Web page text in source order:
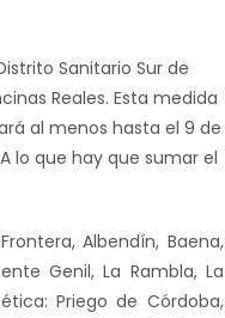
Sanitario Sur de
Reales. Esta medida
al menos hasta el 9 de
lo que hay que sumar el
Albendín, Baena,
Genil, La Rambla, La
Priego de Córdoba,